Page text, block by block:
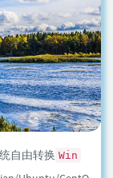
自由转换 Win